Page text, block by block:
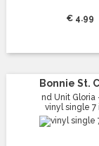
€ 4.99
Bonnie St.
nd Unit Gloria
vinyl single 7